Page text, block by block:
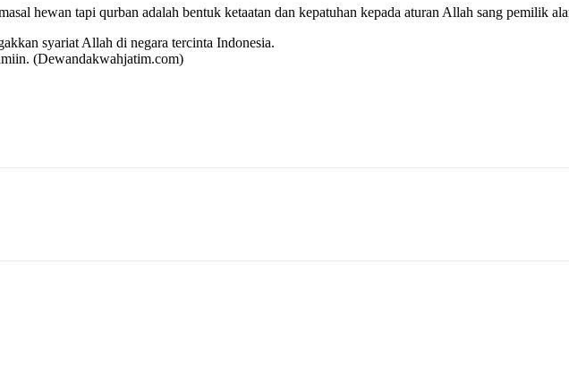
hewan tapi qurban adalah bentuk ketaatan dan kepatuhan kepada aturan Allah sang pemilik
syariat Allah di negara tercinta Indonesia.
(Dewandakwahjatim.com)